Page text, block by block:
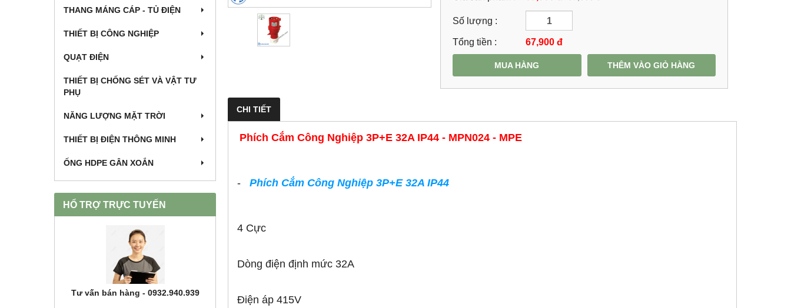
THANG MÁNG CÁP - TỦ ĐIỆN
THIẾT BỊ CÔNG NGHIỆP
QUẠT ĐIỆN
THIẾT BỊ CHỐNG SÉT VÀ VẬT TƯ
PHỤ
NĂNG LƯỢNG MẶT TRỜI
THIẾT BỊ ĐIỆN THÔNG MINH
ỐNG HDPE GÂN XOẮN
HỔ TRỢ TRỰC TUYẾN
Tư vấn bán hàng - 0932.940.939
Số lượng :
Tổng tiền : 67,900 đ
MUA HÀNG THÊM VÀO GIỎ HÀNG
CHI TIẾT
Phích Cắm Công Nghiệp 3P+E 32A IP44 - MPN024 - MPE
- Phích Cắm Công Nghiệp 3P+E 32A IP44
4 Cực
Dòng điện định mức 32A
Điện áp 415V